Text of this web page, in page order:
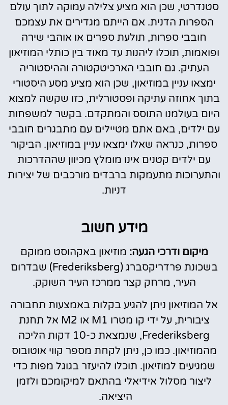
סטנדרטי, שכן הוא מציע צלילה עמוקה לתוך עולם
הספרות הדנית. אם הייתם מגדירים את עצמכם
חובבי ספרות, תולעת ספרים או אוהבי שירה
ופואמות, תוכלו ליהנות עד מאוד בין כותלי המוזיאון
העתיק. גם חובבי הארכיטקטורה וההיסטוריה
ימצאו עניין במוזיאון, שכן הוא מציע מסע היסטורי
בתוך אחוזה עתיקה ופסטורלית, כזו שקשה למצוא
היום בעולמנו התוסס והמתקדם. בקשר למשפחות
עם ילדים, באם אתם מטיילים עם מתבגרים חובבי
ספרות, כנראה שאלו ימצאו עניין במוזיאון. הביקור
עם ילדים קטנים אינו מומלץ מכיוון שההדרכות
והתערוכות מתעמקות ברבדים מורכבים של יצירות
דניות.
מידע חשוב
מיקום ודרכי הגעה: מוזיאון באקהוסט ממוקם
בשכונת פרדריקסברג (Frederiksberg) שבדרום
העיר, מרחק קצר ממרכז העיר השוקק.
אל המוזיאון ניתן להגיע בקלות באמצעות תחבורה
ציבורית, על ידי קו מטרו M1 או M2 אל תחנת
Frederiksberg, שנמצאת כ-10 דקות הליכה
מהמוזיאון. כמו כן, ניתן לקחת מספר קווי אוטובוס
שמגיעים למוזיאון. תוכלו להיעזר בגוגל מפות כדי
ליצור מסלול אידיאלי בהתאם למיקומכם ולזמן
היציאה.